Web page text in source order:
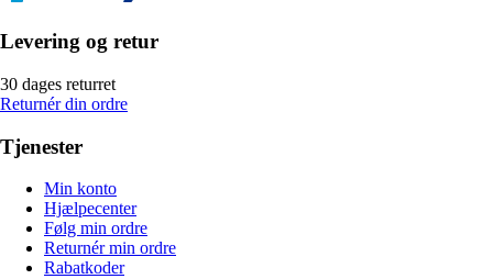
Levering og retur
30 dages returret
Returnér din ordre
Tjenester
Min konto
Hjælpecenter
Følg min ordre
Returnér min ordre
Rabatkoder